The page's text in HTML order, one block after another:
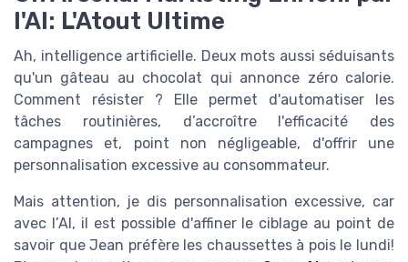
l'AI: L'Atout Ultime
Ah, intelligence artificielle. Deux mots aussi séduisants
qu'un gâteau au chocolat qui annonce zéro calorie.
Comment résister ? Elle permet d'automatiser les
tâches routinières, d’accroître l'efficacité des
campagnes et, point non négligeable, d'offrir une
personnalisation excessive au consommateur.
Mais attention, je dis personnalisation excessive, car
avec l’AI, il est possible d'affiner le ciblage au point de
savoir que Jean préfère les chaussettes à pois le lundi!